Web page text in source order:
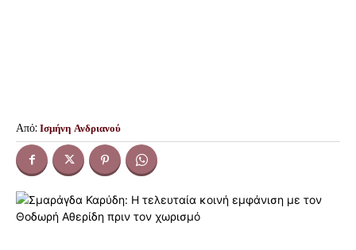
Από: Ισμήνη Ανδριανού